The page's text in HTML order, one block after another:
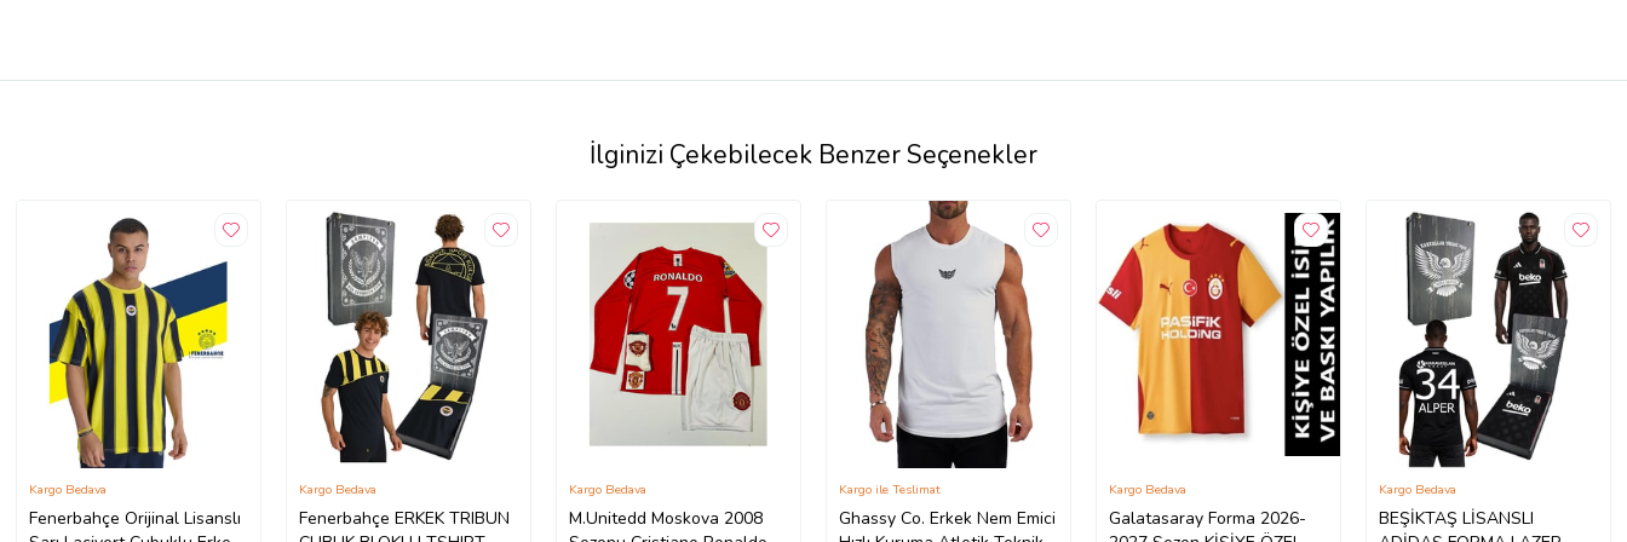
İlginizi Çekebilecek Benzer Seçenekler
Fenerbahçe Orijinal Lisanslı
Kargo Bedava
Fenerbahçe ERKEK TRIBUN
Kargo Bedava
M.Unitedd Moskova 2008
Kargo Bedava
Ghassy Co. Erkek Nem Emici
Kargo ile Teslimat
Galatasaray Forma 2026-
Kargo Bedava
BEŞİKTAŞ LİSANSLI
Kargo Bedava